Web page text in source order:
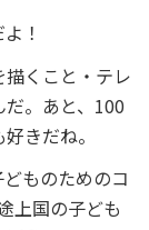
！
くこと・テレ
。あと、100
きだね。
ものためのコ
上国の子ども